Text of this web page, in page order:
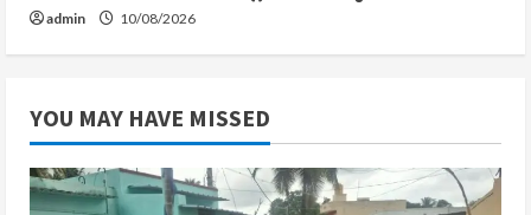
admin 10/08/2026
YOU MAY HAVE MISSED